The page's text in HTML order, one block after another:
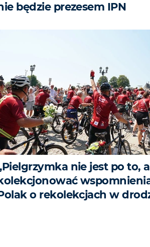
będzie prezesem IPN
nie jest po to,
o rekolekcjach w